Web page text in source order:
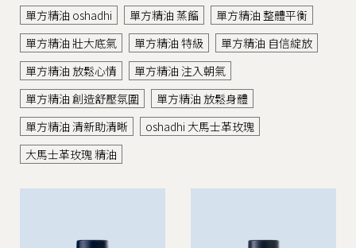
單方精油 oshadhi
單方精油 蒸餾
單方精油 整體平衡
單方精油 壯大底氣
單方精油 特級
單方精油 自信綻放
單方精油 放鬆心情
單方精油 注入朝氣
單方精油 創造舒壓氛圍
單方精油 放鬆身體
單方精油 清新助清晰
oshadhi 大馬士革玫瑰
大馬士革玫瑰 精油